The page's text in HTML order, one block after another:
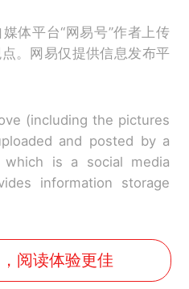
体平台“网易号”作者上传
。网易仅提供信息发布平
(including the pictures
and posted by a
is a social media
information storage
阅读体验更佳